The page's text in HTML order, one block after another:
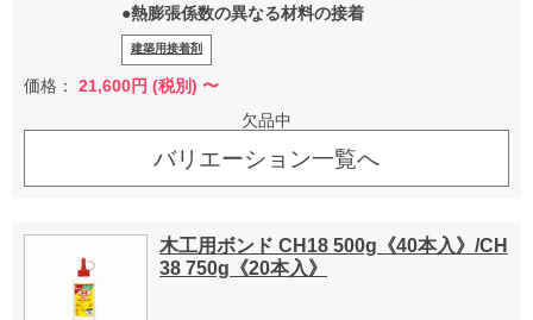
●熱膨張係数の異なる材料の接着
建築用接着剤
価格： 21,600円 (税別) 〜
欠品中
バリエーション一覧へ
木工用ボンド CH18 500g《40本入》/CH
38 750g《20本入》